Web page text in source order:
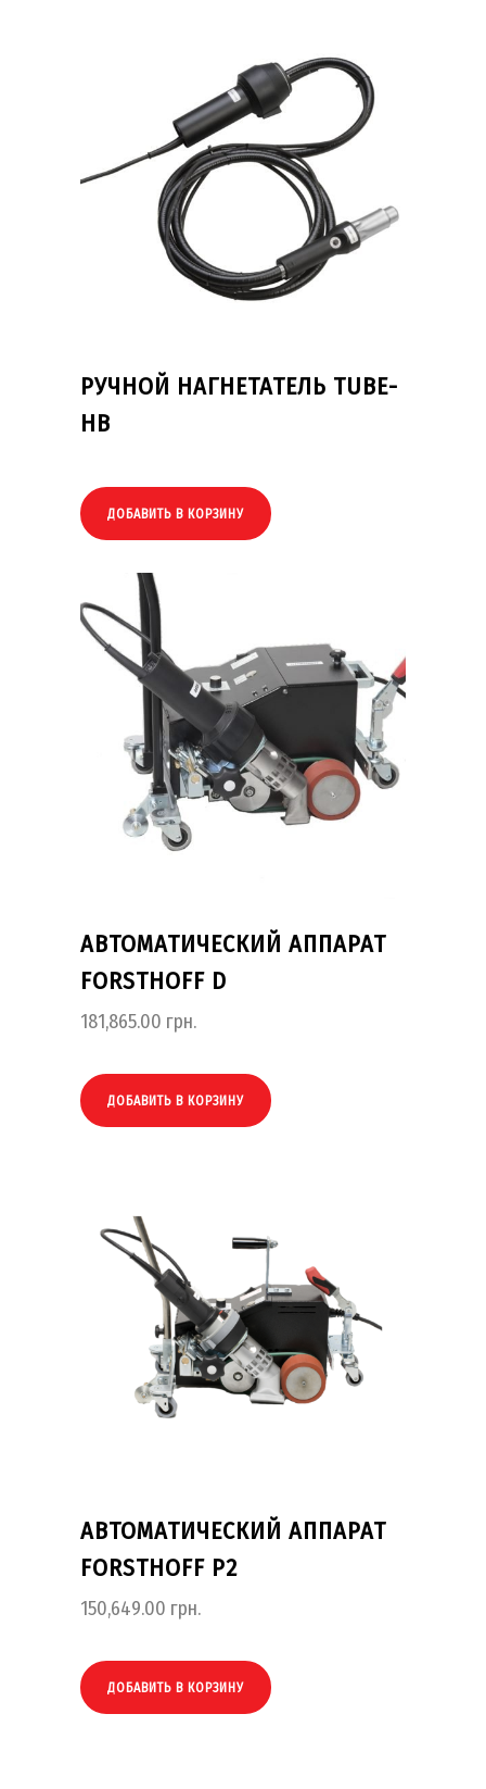
РУЧНОЙ НАГНЕТАТЕЛЬ TUBE-
HB
ДОБАВИТЬ В КОРЗИНУ
АВТОМАТИЧЕСКИЙ АППАРАТ
FORSTHOFF D
181,865.00 грн.
ДОБАВИТЬ В КОРЗИНУ
АВТОМАТИЧЕСКИЙ АППАРАТ
FORSTHOFF P2
150,649.00 грн.
ДОБАВИТЬ В КОРЗИНУ